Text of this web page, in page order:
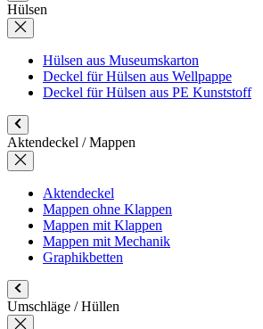
Hülsen
Hülsen aus Museumskarton
Deckel für Hülsen aus Wellpappe
Deckel für Hülsen aus PE Kunststoff
Aktendeckel / Mappen
Aktendeckel
Mappen ohne Klappen
Mappen mit Klappen
Mappen mit Mechanik
Graphikbetten
Umschläge / Hüllen